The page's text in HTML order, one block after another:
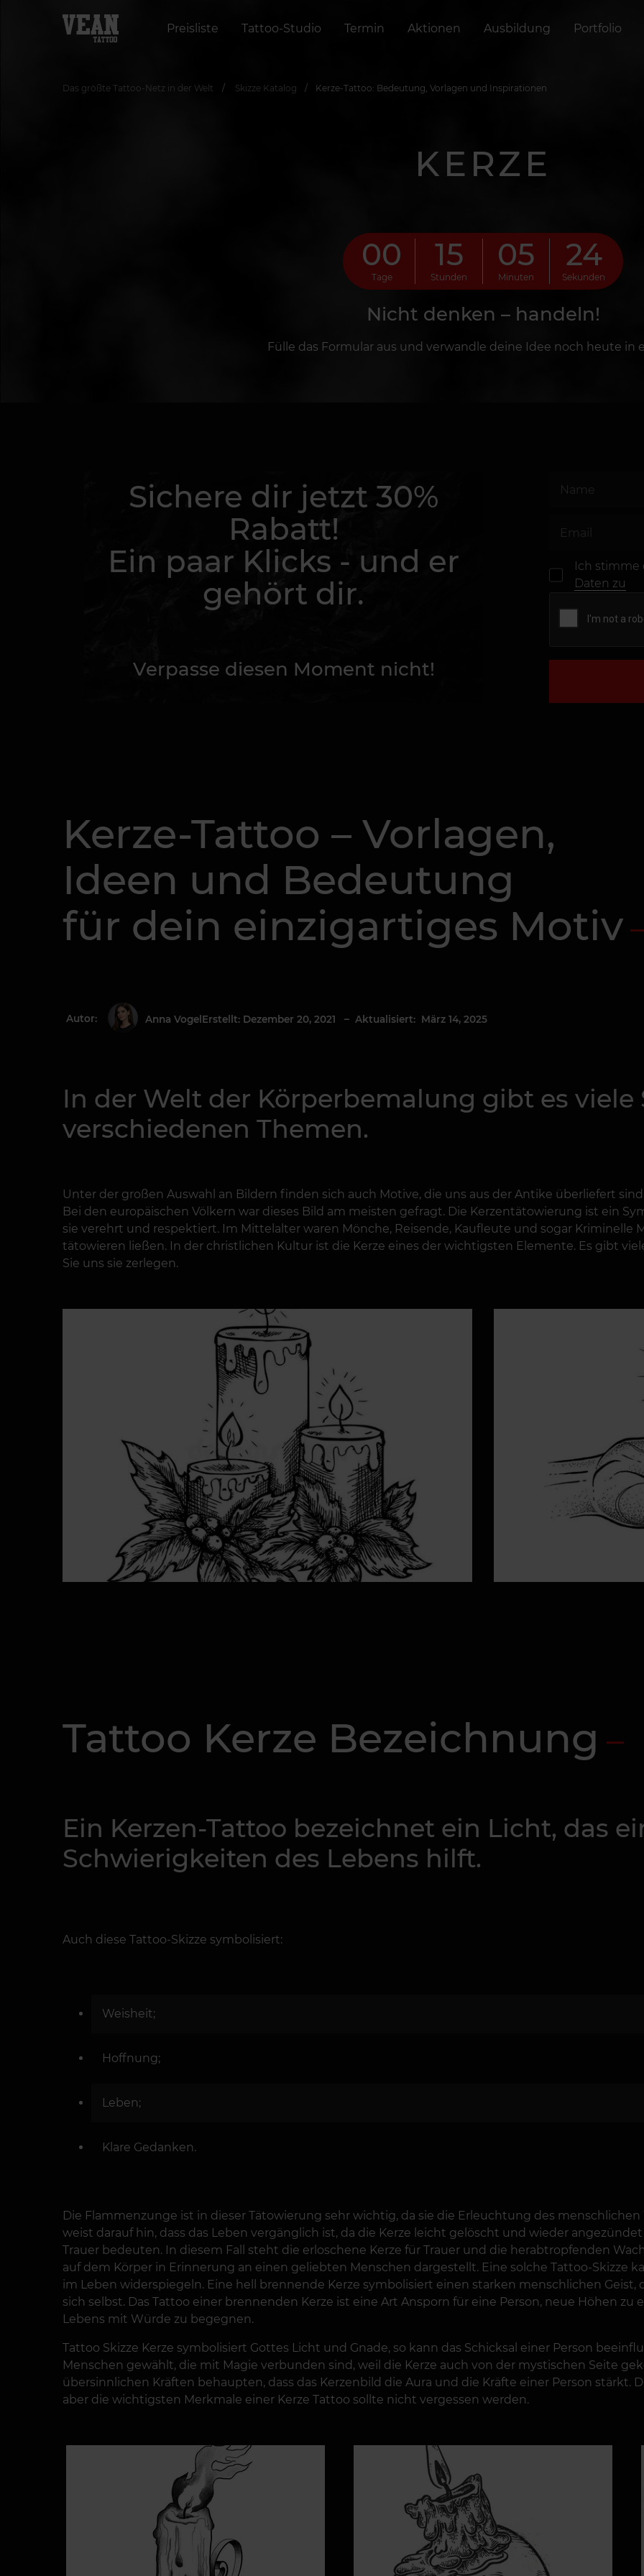
Preisliste Tattoo-Studio Termin Aktionen Ausbildung Portfolio
Das größte Tattoo-Netz in der Welt Skizze Katalog Kerze-Tattoo: Bedeutung, Vorlagen und Inspirationen
KERZE
00
Tage
15
Stunden
05
Minuten
21
Sekunden
Nicht denken – handeln!
Fülle das Formular aus und verwandle deine Idee noch heute in
Sichere dir jetzt 30%
Rabatt!
Ein paar Klicks - und er
gehört dir.
Verpasse diesen Moment nicht!
Ich stimme
Daten zu
Kerze-Tattoo – Vorlagen,
Ideen und Bedeutung
für dein einzigartiges Motiv
Autor: Anna Vogel Erstellt: Dezember 20, 2021 – Aktualisiert: März 14, 2025
In der Welt der Körperbemalung gibt es viele
verschiedenen Themen.
Unter der großen Auswahl an Bildern finden sich auch Motive, die uns aus der Antike überliefert
Bei den europäischen Völkern war dieses Bild am meisten gefragt. Die Kerzentätowierung ist ein
sie verehrt und respektiert. Im Mittelalter waren Mönche, Reisende, Kaufleute und sogar Kriminelle
tätowieren ließen. In der christlichen Kultur ist die Kerze eines der wichtigsten Elemente. Es gibt
Sie uns sie zerlegen.
Tattoo Kerze Bezeichnung
Ein Kerzen-Tattoo bezeichnet ein Licht, das
Schwierigkeiten des Lebens hilft.
Auch diese Tattoo-Skizze symbolisiert:
Weisheit;
Hoffnung;
Leben;
Klare Gedanken.
Die Flammenzunge ist in dieser Tätowierung sehr wichtig, da sie die Erleuchtung des
weist darauf hin, dass das Leben vergänglich ist, da die Kerze leicht gelöscht und wieder
Trauer bedeuten. In diesem Fall steht die erloschene Kerze für Trauer und die herabtropfenden
auf dem Körper in Erinnerung an einen geliebten Menschen dargestellt. Eine solche Tattoo-Skizze
im Leben widerspiegeln. Eine hell brennende Kerze symbolisiert einen starken menschlichen
sich selbst. Das Tattoo einer brennenden Kerze ist eine Art Ansporn für eine Person, neue Höhen
Lebens mit Würde zu begegnen.
Tattoo Skizze Kerze symbolisiert Gottes Licht und Gnade, so kann das Schicksal einer Person
Menschen gewählt, die mit Magie verbunden sind, weil die Kerze auch von der mystischen Seite
übersinnlichen Kräften behaupten, dass das Kerzenbild die Aura und die Kräfte einer Person stärkt.
aber die wichtigsten Merkmale einer Kerze Tattoo sollte nicht vergessen werden.